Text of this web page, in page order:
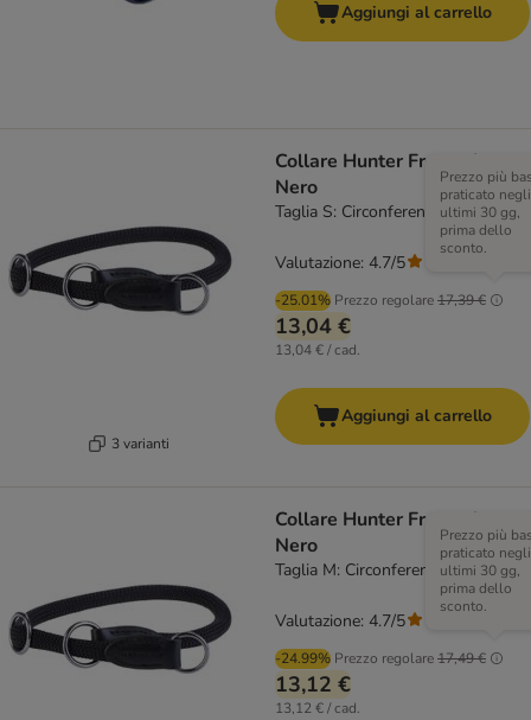
Aggiungi al carrello
3 varianti
Collare Hunter Freestyle
Nero
Taglia S: Circonferenza 50 cm
-25.01% Prezzo regolare17,39 €
Prezzo più
praticato negli
ultimi 30 gg,
prima dello
sconto.
13,04 €
13,04 € / cad.
Valutazione: 4.7/5
Aggiungi al carrello
Collare Hunter Freestyle
Nero
Taglia M: Circonferenza 55 cm
-24.99% Prezzo regolare17,49 €
Prezzo più
praticato negli
ultimi 30 gg,
prima dello
sconto.
13,12 €
13,12 € / cad.
Valutazione: 4.7/5